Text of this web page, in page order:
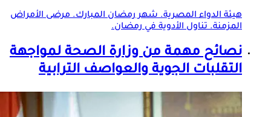
هيئة الدواء المصرية. شهر رمضان المبارك. مرضىالأمراض
المزمنة. تناول الأدوية في رمضان.
نصائح مهمة من وزارة الصحة لمواجهة
التقلبات الجوية والعواصف الترابية